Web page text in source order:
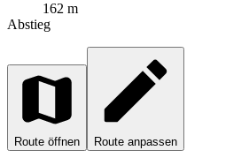
162 m
Abstieg
Route öffnen Route anpassen